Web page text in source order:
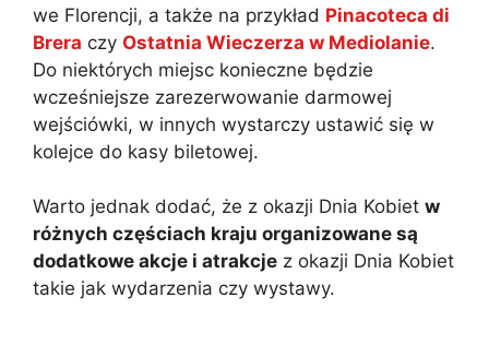
we Florencji, a także na przykład Pinacoteca di
Brera czy Ostatnia Wieczerza w Mediolanie.
Do niektórych miejsc konieczne będzie
wcześniejsze zarezerwowanie darmowej
wejściówki, w innych wystarczy ustawić się w
kolejce do kasy biletowej.
Warto jednak dodać, że z okazji Dnia Kobiet w
różnych częściach kraju organizowane są
dodatkowe akcje i atrakcje z okazji Dnia Kobiet
takie jak wydarzenia czy wystawy.